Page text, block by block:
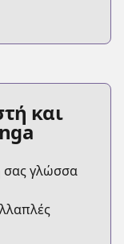
και
σας γλώσσα